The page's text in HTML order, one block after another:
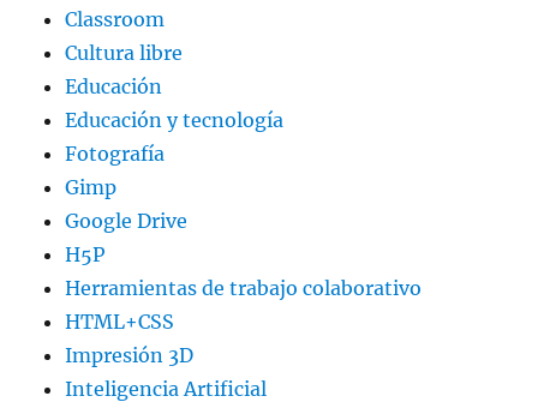
Classroom
Cultura libre
Educación
Educación y tecnología
Fotografía
Gimp
Google Drive
H5P
Herramientas de trabajo colaborativo
HTML+CSS
Impresión 3D
Inteligencia Artificial